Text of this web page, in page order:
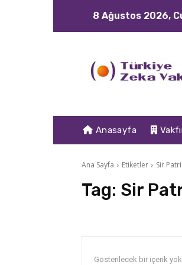
8 Ağustos 2026,
Anasayfa
Ana Sayfa Etiketler Sir
Tag: Sir
Gösterilecek bir içerik yok